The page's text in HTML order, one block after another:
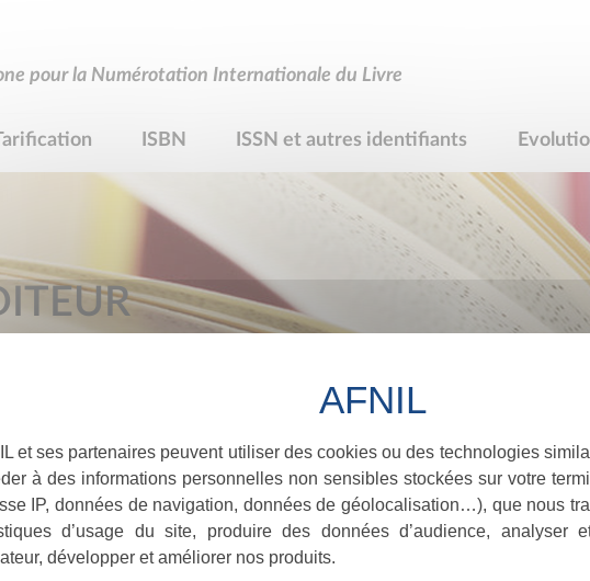
pour la Numérotation Internationale du Livre
ISBN ISSN et autres identifiants
et ses partenaires peuvent utiliser des cookies ou des technologies
à des informations personnelles non sensibles stockées sur votre
IP, données de navigation, données de géolocalisation…), que nous
d’usage du site, produire des données d’audience, analyser
développer et améliorer nos produits.